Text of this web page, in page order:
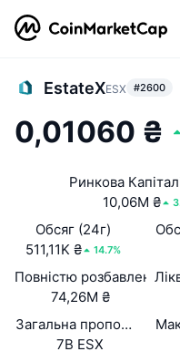
EstateXESX #2600
0,01060 ₴
Ринкова
10,06M ₴
Обсяг (24г)
511,11K ₴
14.7%
Повністю розбавлена
74,26M ₴
Загальна пропозиція
7B ESX